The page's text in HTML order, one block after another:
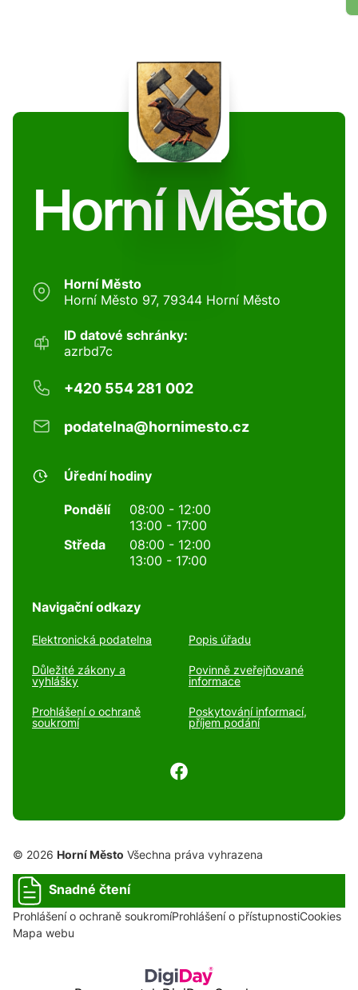
Horní Město
Horní Město
Horní Město 97, 79344 Horní Město
ID datové schránky:
azrbd7c
+420 554 281 002
podatelna@hornimesto.cz
Úřední hodiny
Pondělí
08:00 - 12:00
13:00 - 17:00
Středa
08:00 - 12:00
13:00 - 17:00
Navigační odkazy
Elektronická podatelna Popis úřadu
Důležité zákony a
vyhlášky
Povinně zveřejňované
informace
Prohlášení o ochraně
soukromí
Poskytování informací,
příjem podání
© 2026 Horní Město Všechna práva vyhrazena
Snadné čtení
Prohlášení o ochraně soukromíProhlášení o přístupnostiCookies
Mapa webu